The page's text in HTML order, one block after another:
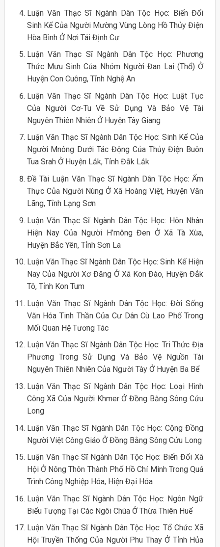
Luận Văn Thạc Sĩ Ngành Dân Tộc Học: Biến Đổi
Sinh Kế Của Người Mường Vùng Lòng Hồ Thủy Điện
Hòa Bình Ở Nơi Tái Định Cư
Luận Văn Thạc Sĩ Ngành Dân Tộc Học: Phương
Thức Mưu Sinh Của Nhóm Người Đan Lai (Thổ) Ở
Huyện Con Cuông, Tỉnh Nghệ An
Luận Văn Thạc Sĩ Ngành Dân Tộc Học: Luật Tục
Của Người Cơ-Tu Về Sử Dụng Và Bảo Vệ Tài
Nguyên Thiên Nhiên Ở Huyện Tây Giang
Luận Văn Thạc Sĩ Ngành Dân Tộc Học: Sinh Kế Của
Người Mnông Dưới Tác Động Của Thủy Điện Buôn
Tua Srah Ở Huyện Lắk, Tỉnh Đắk Lắk
Đề Tài Luận Văn Thạc Sĩ Ngành Dân Tộc Học: Ẩm
Thực Của Người Nùng Ở Xã Hoàng Việt, Huyện Văn
Lãng, Tỉnh Lạng Sơn
Luận Văn Thạc Sĩ Ngành Dân Tộc Học: Hôn Nhân
Hiện Nay Của Người H’mông Đen Ở Xã Tà Xùa,
Huyện Bắc Yên, Tỉnh Sơn La
Luận Văn Thạc Sĩ Ngành Dân Tộc Học: Sinh Kế Hiện
Nay Của Người Xơ Đăng Ở Xã Kon Đào, Huyện Đắk
Tô, Tỉnh Kon Tum
Luận Văn Thạc Sĩ Ngành Dân Tộc Học: Đời Sống
Văn Hóa Tinh Thần Của Cư Dân Cù Lao Phố Trong
Mối Quan Hệ Tương Tác
Luận Văn Thạc Sĩ Ngành Dân Tộc Học: Tri Thức Địa
Phương Trong Sử Dụng Và Bảo Vệ Nguồn Tài
Nguyên Thiên Nhiên Của Người Tày Ở Huyện Ba Bể
Luận Văn Thạc Sĩ Ngành Dân Tộc Học: Loại Hình
Công Xã Của Người Khmer Ở Đồng Bằng Sông Cửu
Long
Luận Văn Thạc Sĩ Ngành Dân Tộc Học: Cộng Đồng
Người Việt Công Giáo Ở Đồng Bằng Sông Cửu Long
Luận Văn Thạc Sĩ Ngành Dân Tộc Học: Biến Đổi Xã
Hội Ở Nông Thôn Thành Phố Hồ Chí Minh Trong Quá
Trình Công Nghiệp Hóa, Hiện Đại Hóa
Luận Văn Thạc Sĩ Ngành Dân Tộc Học: Ngôn Ngữ
Biểu Tượng Tại Các Ngôi Chùa Ở Thừa Thiên Huế
Luận Văn Thạc Sĩ Ngành Dân Tộc Học: Tổ Chức Xã
Hội Truyền Thống Của Người Phu Thay Ở Tỉnh Hủa